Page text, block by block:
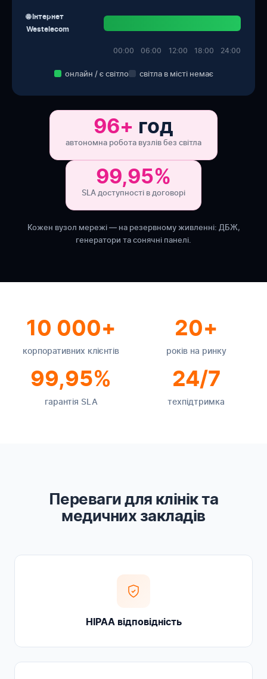
🌐 Інтернет
Westelecom
00:00 06:00 12:00 18:00 24:00
онлайн / є світло світла в місті немає
96+ год
автономна робота вузлів без світла
99,95%
SLA доступності в договорі
Кожен вузол мережі — на резервному живленні: ДБЖ,
генератори та сонячні панелі.
10 000+
корпоративних клієнтів
20+
років на ринку
99,95%
гарантія SLA
24/7
техпідтримка
Переваги для клінік та
медичних закладів
HIPAA відповідність